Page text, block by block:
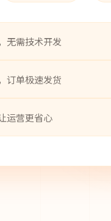
无需技术开发
订单极速发货
运营更省心